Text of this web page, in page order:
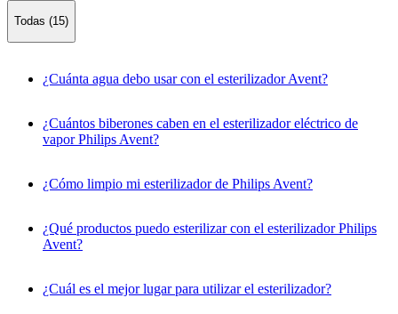
Todas (15)
¿Cuánta agua debo usar con el esterilizador Avent?
¿Cuántos biberones caben en el esterilizador eléctrico de
vapor Philips Avent?
¿Cómo limpio mi esterilizador de Philips Avent?
¿Qué productos puedo esterilizar con el esterilizador Philips
Avent?
¿Cuál es el mejor lugar para utilizar el esterilizador?